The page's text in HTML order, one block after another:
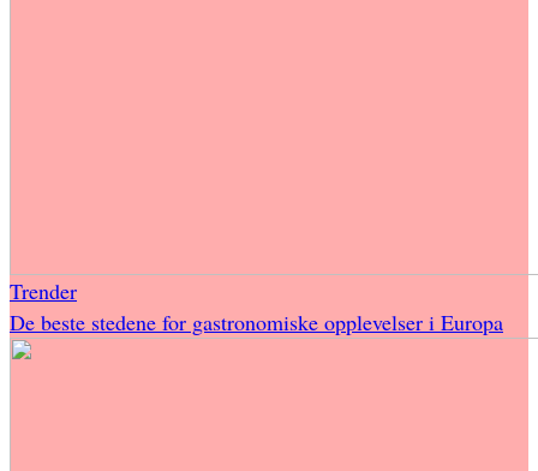
Trender
De beste stedene for gastronomiske opplevelser i Europa